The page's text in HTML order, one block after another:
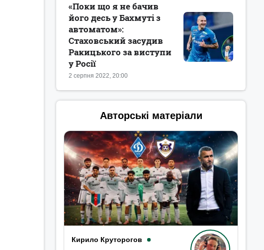
2 серпня 2022, 20:00
«Поки що я не бачив
його десь у Бахмуті з
автоматом»:
Стаховський засудив
Ракицького за виступи
у Росії
Авторські матеріали
Кирило Круторогов